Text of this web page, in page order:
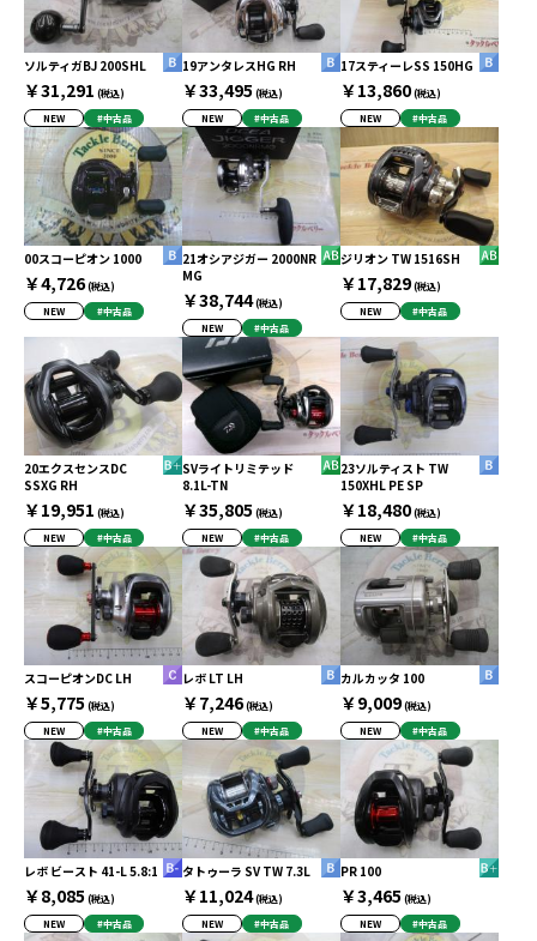
ソルティガBJ 200SHL
￥31,291 (税込)
NEW
#中古品
19アンタレスHG RH
￥33,495 (税込)
NEW
#中古品
17スティーレSS 150HG
￥13,860(税込)
NEW
#中古品
00スコーピオン 1000
￥4,726(税込)
NEW
#中古品
21オシアジガー 2000NR
MG
￥38,744(税込)
NEW
#中古品
ジリオン TW 1516SH
￥17,829(税込)
NEW
#中古品
20エクスセンスDC
SSXG RH
￥19,951 (税込)
NEW
#中古品
SVライトリミテッド
8.1L-TN
￥35,805 (税込)
NEW
#中古品
23ソルティスト TW
150XHL PE SP
￥18,480(税込)
NEW
#中古品
スコーピオンDC LH
￥5,775 (税込)
NEW
#中古品
レボ LT LH
￥7,246(税込)
NEW
#中古品
カルカッタ 100
￥9,009(税込)
NEW
#中古品
レボ ビースト 41-L 5.8:1
￥8,085 (税込)
NEW
#中古品
タトゥーラ SV TW 7.3L
￥11,024(税込)
NEW
#中古品
PR 100
￥3,465 (税込)
NEW
#中古品